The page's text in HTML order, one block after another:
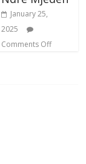
January 25,
2025
Comments Off